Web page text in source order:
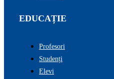
EDUCAȚIE
Profesori
Studenți
Elevi